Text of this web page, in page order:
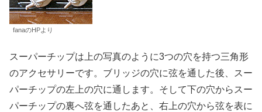
fanaのHPより
スーパーチップは上の写真のように3つの穴を持つ三角形
のアクセサリーです。ブリッジの穴に弦を通した後、スー
パーチップの左上の穴に通します。そして下の穴からスー
パーチップの裏へ弦を通したあと、右上の穴から弦を表に